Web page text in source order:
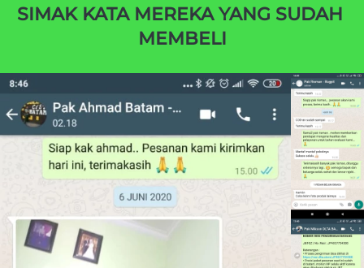
SIMAK KATA MEREKA YANG SUDAH
MEMBELI